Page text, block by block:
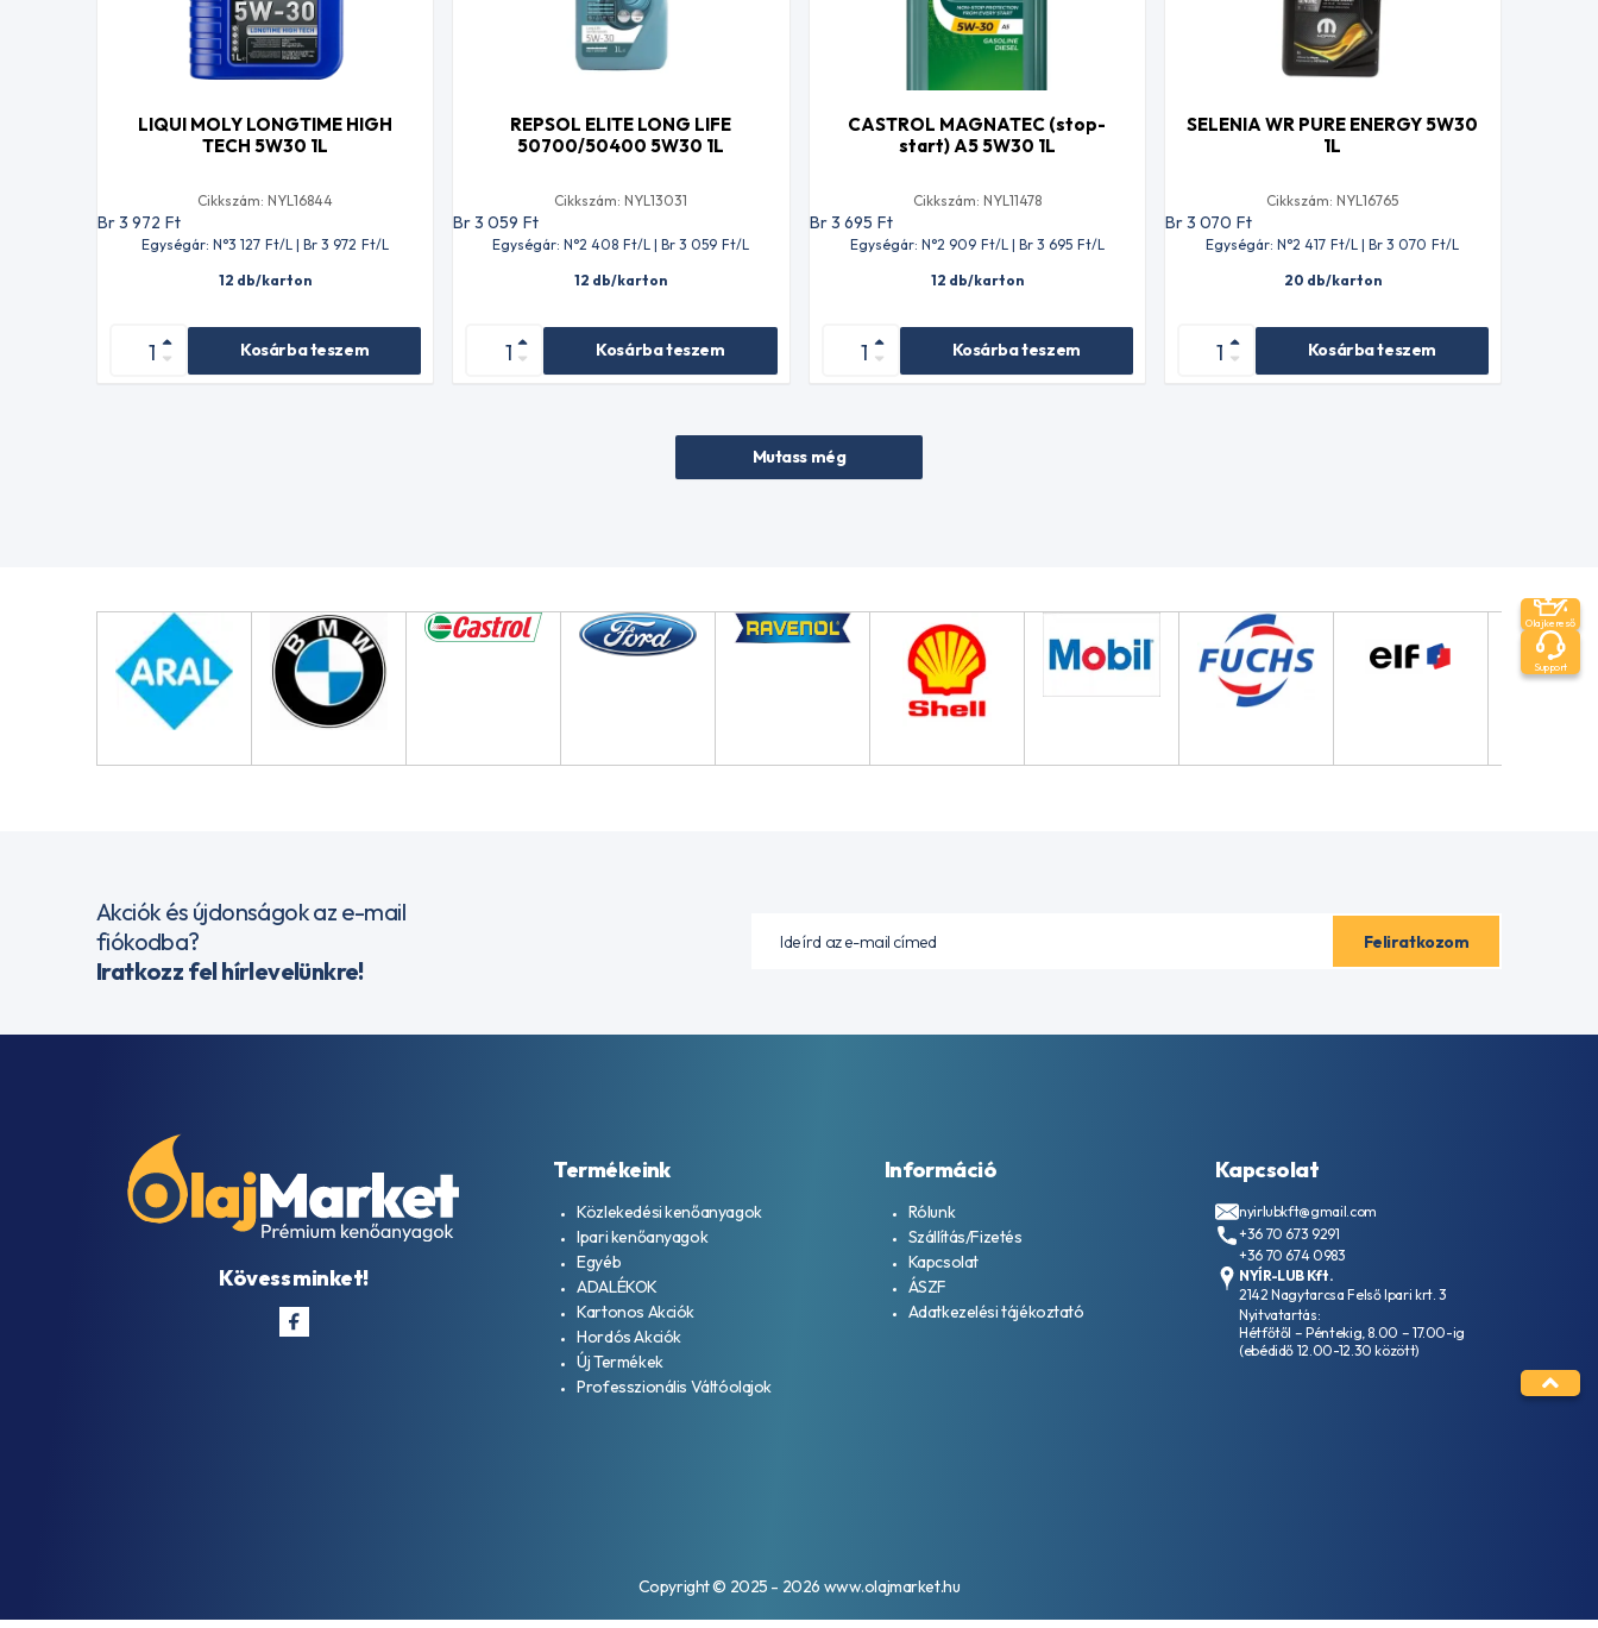
LIQUI MOLY LONGTIME HIGH
TECH 5W30 1L
Cikkszám: NYL16844
Br 3 972 Ft
Egységár: N°3 127 Ft/L | Br 3 972 Ft/L
12 db/karton
Kosárba teszem
REPSOL ELITE LONG LIFE
50700/50400 5W30 1L
Cikkszám: NYL13031
Br 3 059 Ft
Egységár: N°2 408 Ft/L | Br 3 059 Ft/L
12 db/karton
Kosárba teszem
CASTROL MAGNATEC (stop-
start) A5 5W30 1L
Cikkszám: NYL11478
Br 3 695 Ft
Egységár: N°2 909 Ft/L | Br 3 695 Ft/L
12 db/karton
Kosárba teszem
SELENIA WR PURE ENERGY 5W30
1L
Cikkszám: NYL16765
Br 3 070 Ft
Egységár: N°2 417 Ft/L | Br 3 070 Ft/L
20 db/karton
Kosárba teszem
Mutass még
Akciók és újdonságok az e-mail
fiókodba?
Iratkozz fel hírlevelünkre!
Kövess minket!
Termékeink
Közlekedési kenőanyagok
Ipari kenőanyagok
Egyéb
ADALÉKOK
Kartonos Akciók
Hordós Akciók
Új Termékek
Professzionális Váltóolajok
Információ
Rólunk
Szállítás/Fizetés
Kapcsolat
ÁSZF
Adatkezelési tájékoztató
Kapcsolat
nyirlubkft@gmail.com
+36 70 673 9291
+36 70 674 0983
NYÍR-LUB Kft.
2142 Nagytarcsa Felső Ipari krt. 3
Nyitvatartás:
Hétfőtől – Péntekig, 8.00 – 17.00-ig
(ebédidő 12.00-12.30 között)
Copyright © 2025 - 2026 www.olajmarket.hu
Olajkereső
Support